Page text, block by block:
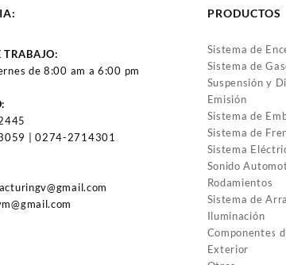
TRABAJO:
de 8:00 am a 6:00 pm
| 0274-2714301
PRODUCTOS
Sistema de
Sistema de
Suspensión y
Emisión
Sistema de
Sistema de
Sistema
Sonido
Rodamientos
Sistema de
Iluminación
Componentes
Exterior